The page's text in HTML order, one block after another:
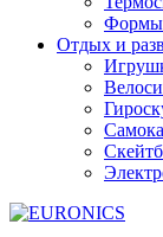
Формы
Отдых и